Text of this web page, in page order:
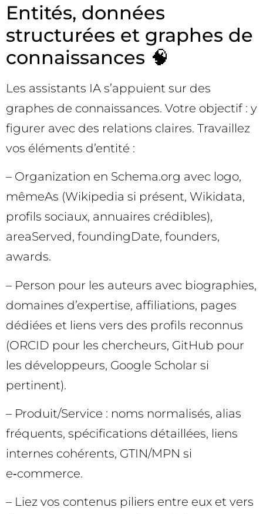
Entités, données
structurées et graphes de
connaissances 🧠
Les assistants IA s’appuient sur des
graphes de connaissances. Votre objectif : y
figurer avec des relations claires. Travaillez
vos éléments d’entité :
– Organization en Schema.org avec logo,
mêmeAs (Wikipedia si présent, Wikidata,
profils sociaux, annuaires crédibles),
areaServed, foundingDate, founders,
awards.
– Person pour les auteurs avec biographies,
domaines d’expertise, affiliations, pages
dédiées et liens vers des profils reconnus
(ORCID pour les chercheurs, GitHub pour
les développeurs, Google Scholar si
pertinent).
– Produit/Service : noms normalisés, alias
fréquents, spécifications détaillées, liens
internes cohérents, GTIN/MPN si
e‑commerce.
– Liez vos contenus piliers entre eux et vers